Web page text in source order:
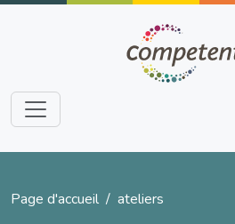
Aller au contenu principal
Fil d'Ariane
Page d'accueil ateliers